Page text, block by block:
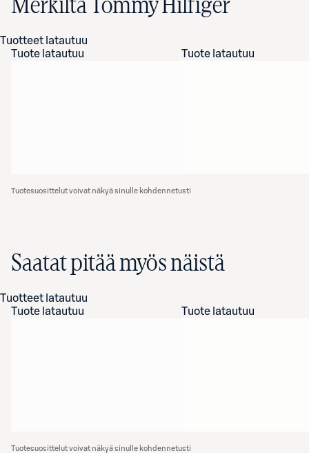
Merkiltä Tommy Hilfiger
Tuotteet latautuu
Tuote latautuu
Tuote latautuu
Tuotesuosittelut voivat näkyä sinulle kohdennetusti
Saatat pitää myös näistä
Tuotteet latautuu
Tuote latautuu
Tuote latautuu
Tuotesuosittelut voivat näkyä sinulle kohdennetusti